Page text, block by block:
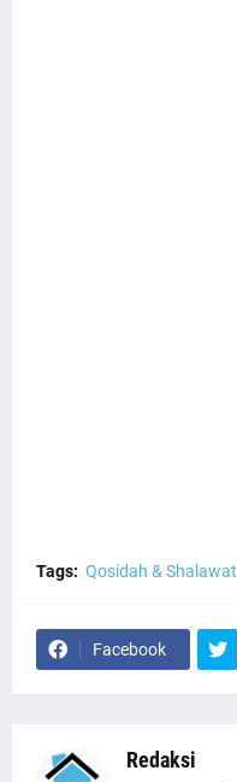
Tags: Qosidah & Shalawat
Facebook
Redaksi